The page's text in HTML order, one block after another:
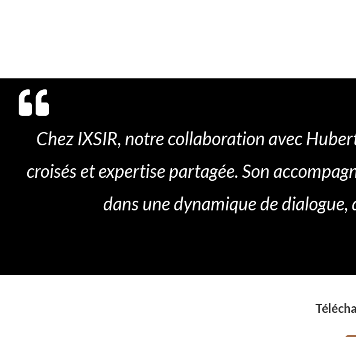
Chez IXSIR, notre collaboration avec
croisés et expertise partagée. Son
dans une dynamique de dialogue,